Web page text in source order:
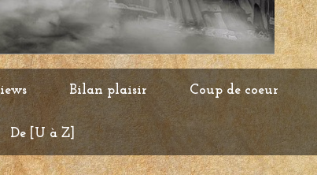
Bilan plaisir Coup de coeur
De [U à Z]